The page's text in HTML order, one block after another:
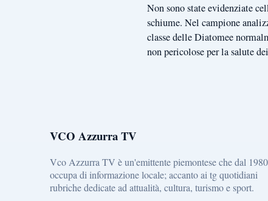
Non sono state evidenziate
schiume. Nel campione
classe delle Diatomee
non pericolose per la salute
VCO Azzurra TV
Vco Azzurra TV è un'emittente piemontese che dal
occupa di informazione locale; accanto ai tg quotidiani
rubriche dedicate ad attualità, cultura, turismo e sport.